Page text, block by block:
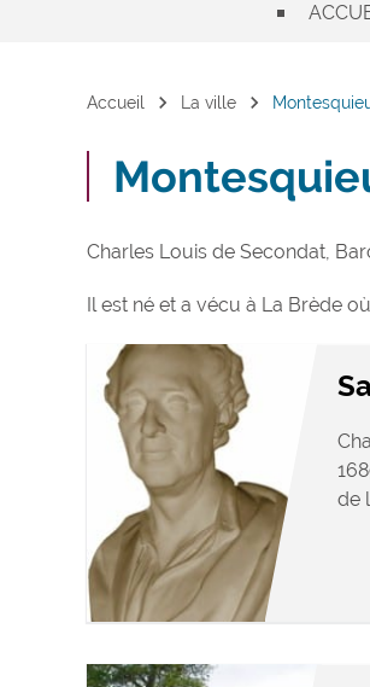
Accueil chevron_right La ville chevron_right
Charles Louis de Secondat,
Il est né et a vécu à La Brède
de